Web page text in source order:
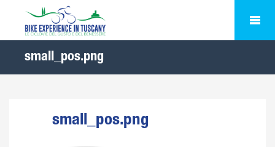
small_pos.png
small_pos.png